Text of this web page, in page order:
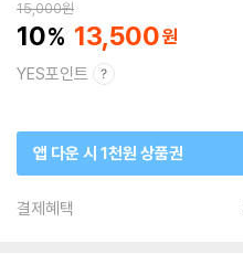
15,000원
10 13,500
YES포인트
앱 다운 시 1천원 상품권
결제혜택